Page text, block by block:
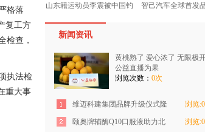
格落
复工方
检查，
执法检
重大事
山东籍运动员李震被中国钓 智己汽车全球首发
新闻资讯
黄桃熟了 爱心浓了 无限极
公益直播为果
浏览次数： 0次
维迈科建集团品牌升级仪式隆
重举行
浏览
颐奥牌辅酶Q10口服液助力北
浏览